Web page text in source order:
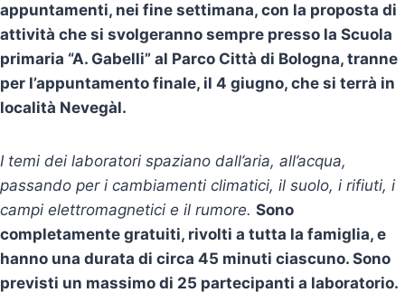
appuntamenti, nei fine settimana, con la proposta di
attività che si svolgeranno sempre presso la Scuola
primaria “A. Gabelli” al Parco Città di Bologna, tranne
per l’appuntamento finale, il 4 giugno, che si terrà in
località Nevegàl.
I temi dei laboratori spaziano dall’aria, all’acqua,
passando per i cambiamenti climatici, il suolo, i rifiuti, i
campi elettromagnetici e il rumore. Sono
completamente gratuiti, rivolti a tutta la famiglia, e
hanno una durata di circa 45 minuti ciascuno. Sono
previsti un massimo di 25 partecipanti a laboratorio.